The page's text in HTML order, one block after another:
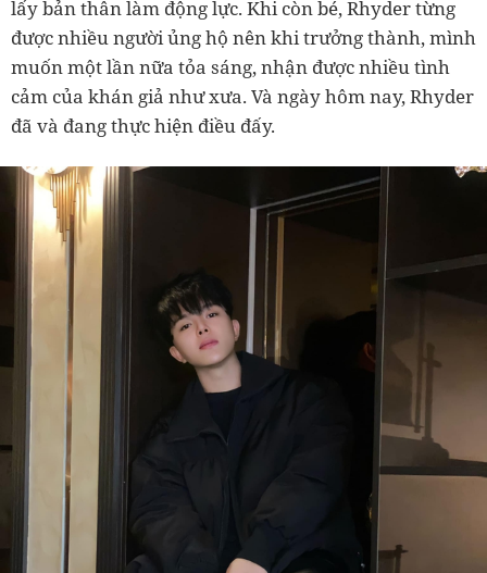
lấy bản thân làm động lực. Khi còn bé, Rhyder từng
được nhiều người ủng hộ nên khi trưởng thành, mình
muốn một lần nữa tỏa sáng, nhận được nhiều tình
cảm của khán giả như xưa. Và ngày hôm nay, Rhyder
đã và đang thực hiện điều đấy.